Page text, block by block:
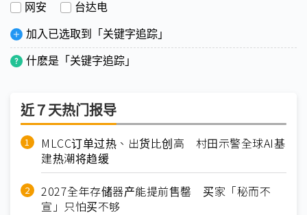
网安 台达电
加入已选取到「关键字追踪」
什麽是「关键字追踪」
近７天热门报导
MLCC订单过热、出货比创高 村田示警全球AI基
建热潮将趋缓
2027全年存储器产能提前售罄 买家「秘而不
宣」只怕买不够